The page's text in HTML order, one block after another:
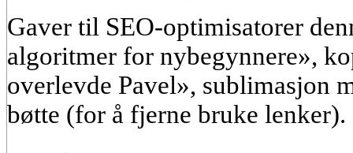
Gaver til SEO-optimisatorer
algoritmer for nybegynnere»,
overlevde Pavel», sublimasjon
bøtte (for å fjerne bruke lenker).